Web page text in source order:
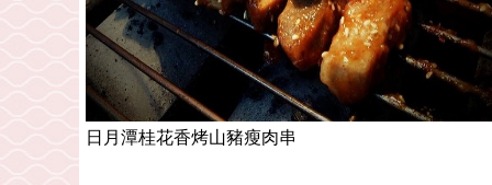
日月潭桂花香烤山豬瘦肉串